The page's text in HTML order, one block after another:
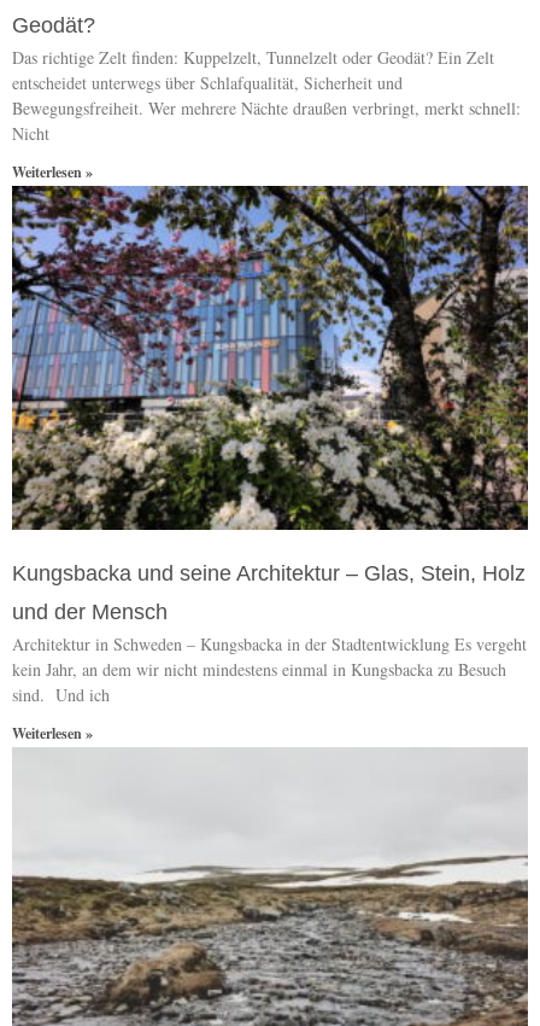
Geodät?
Das richtige Zelt finden: Kuppelzelt, Tunnelzelt oder Geodät? Ein Zelt
entscheidet unterwegs über Schlafqualität, Sicherheit und
Bewegungsfreiheit. Wer mehrere Nächte draußen verbringt, merkt schnell:
Nicht
Weiterlesen »
Kungsbacka und seine Architektur – Glas, Stein, Holz
und der Mensch
Architektur in Schweden – Kungsbacka in der Stadtentwicklung Es vergeht
kein Jahr, an dem wir nicht mindestens einmal in Kungsbacka zu Besuch
sind. Und ich
Weiterlesen »